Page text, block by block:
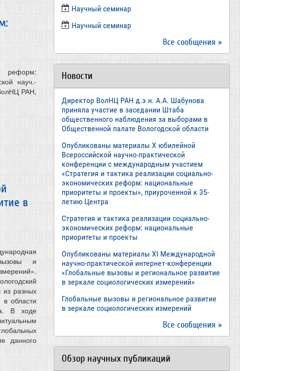
реформ:
науч.-
РАН,
в
вызовы и
разных
в области
В ходе
данного
Научный семинар
​Научный семинар
Все сообщения »
Новости
Директор ВолНЦ РАН д.э.н. А.А. Шабунова
приняла участие в заседании Штаба
общественного наблюдения за выборами в
Общественной палате Вологодской области
Опубликованы материалы X юбилейной
Всероссийской научно-практической
конференции с международным участием
«Стратегия и тактика реализации социально-
экономических реформ: национальные
приоритеты и проекты», приуроченной к 35-
летию Центра
Стратегия и тактика реализации социально-
экономических реформ: национальные
приоритеты и проекты
Опубликованы материалы XI Международной
научно-практической интернет-конференции
«Глобальные вызовы и региональное развитие
в зеркале социологических измерений»
Глобальные вызовы и региональное развитие
в зеркале социологических измерений
Все сообщения »
Обзор научных публикаций